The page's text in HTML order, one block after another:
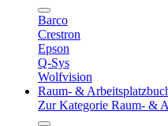
Barco
Crestron
Epson
Q-Sys
Wolfvision
Raum- &
Zur Kategorie Raum- &